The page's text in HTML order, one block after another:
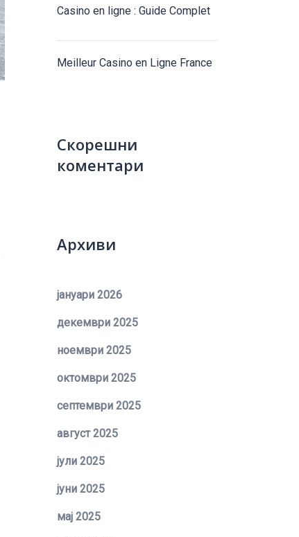
Casino en ligne : Guide Complet
Meilleur Casino en Ligne France
Скорешни
коментари
Архиви
јануари 2026
декември 2025
ноември 2025
октомври 2025
септември 2025
август 2025
јули 2025
јуни 2025
мај 2025